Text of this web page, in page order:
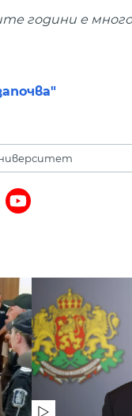
години е много